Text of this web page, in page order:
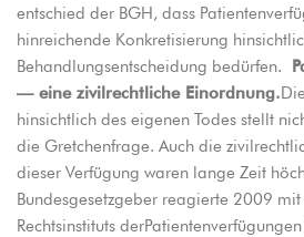
entschied der BGH, dass
hinreichende Konkretisierung
Behandlungsentscheidung bedürfen.
— eine zivilrechtliche Einordnung.
hinsichtlich des eigenen Todes stellt
die Gretchenfrage. Auch die
dieser Verfügung waren lange Zeit
Bundesgesetzgeber reagierte 2009
Rechtsinstituts